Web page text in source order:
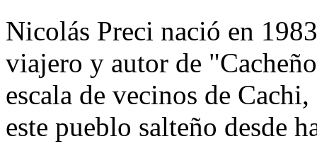
Nicolás Preci nació en
viajero y autor de
escala de vecinos de
este pueblo salteño desde